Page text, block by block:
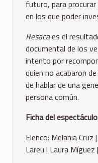
futuro, para
en los que poder
Resacaes el
documental de los
intento por
quien no acabaron
de hablar de una
persona común.
Ficha del espectáculo
Elenco: Melania Cruz
Lareu | Laura Míguez